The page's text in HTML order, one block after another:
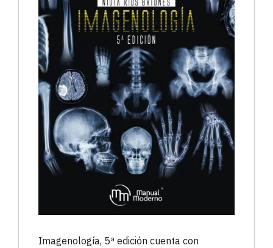
Imagenología, 5ª edición cuenta con